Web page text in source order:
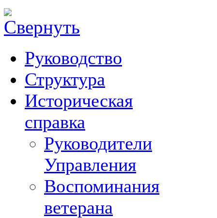
Руководство
Структура
Историческая
справка
Руководители
Управления
Воспоминания
ветерана